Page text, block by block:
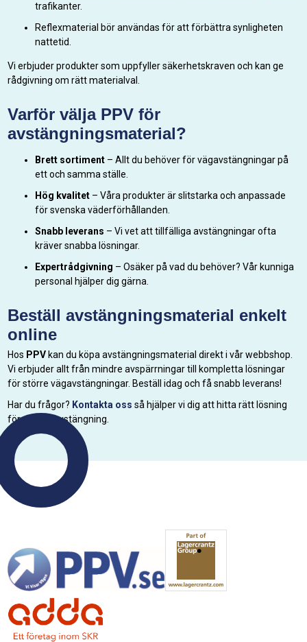
trafikanter.
Reflexmaterial bör användas för att förbättra synligheten
nattetid.
Vi erbjuder produkter som uppfyller säkerhetskraven och kan ge
rådgivning om rätt materialval.
Varför välja PPV för
avstängningsmaterial?
Brett sortiment – Allt du behöver för vägavstängningar på
ett och samma ställe.
Hög kvalitet – Våra produkter är slitstarka och anpassade
för svenska väderförhållanden.
Snabb leverans – Vi vet att tillfälliga avstängningar ofta
kräver snabba lösningar.
Expertrådgivning – Osäker på vad du behöver? Vår kunniga
personal hjälper dig gärna.
Beställ avstängningsmaterial enkelt
online
Hos PPV kan du köpa avstängningsmaterial direkt i vår webbshop.
Vi erbjuder allt från mindre avspärrningar till kompletta lösningar
för större vägavstängningar. Beställ idag och få snabb leverans!
Har du frågor? Kontakta oss så hjälper vi dig att hitta rätt lösning
för din vägavstängning.